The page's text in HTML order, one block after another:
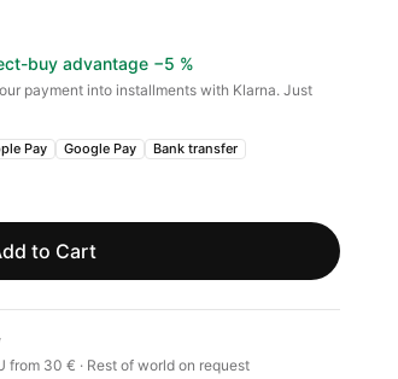
buy advantage−5 %
payment into installments with Klarna. Just
Pay Google Pay Bank transfer
to Cart
from 30 € · Rest of world on request